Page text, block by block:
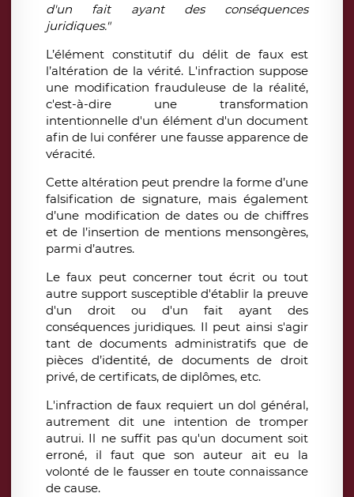
d'un fait ayant des conséquences
juridiques."
L’élément constitutif du délit de faux est
l’altération de la vérité. L'infraction suppose
une modification frauduleuse de la réalité,
c'est-à-dire une transformation
intentionnelle d'un élément d'un document
afin de lui conférer une fausse apparence de
véracité.
Cette altération peut prendre la forme d’une
falsification de signature, mais également
d’une modification de dates ou de chiffres
et de l’insertion de mentions mensongères,
parmi d’autres.
Le faux peut concerner tout écrit ou tout
autre support susceptible d'établir la preuve
d'un droit ou d'un fait ayant des
conséquences juridiques. Il peut ainsi s'agir
tant de documents administratifs que de
pièces d’identité, de documents de droit
privé, de certificats, de diplômes, etc.
L'infraction de faux requiert un dol général,
autrement dit une intention de tromper
autrui. Il ne suffit pas qu'un document soit
erroné, il faut que son auteur ait eu la
volonté de le fausser en toute connaissance
de cause.